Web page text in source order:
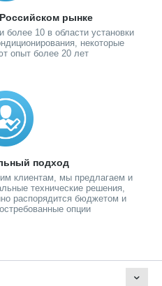
рынке
10 в области установки
некоторые
опыт более 20 лет
подход
клиентам, мы предлагаем и
технические решения,
распорядится бюджетом и
опции